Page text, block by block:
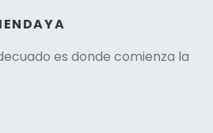
es donde comienza la